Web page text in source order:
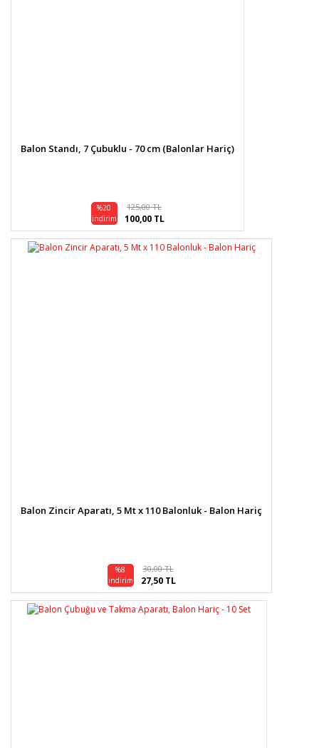
Balon Standı, 7 Çubuklu - 70 cm (Balonlar Hariç)
%20
indirim
125,00 TL
100,00 TL
Balon Zincir Aparatı, 5 Mt x 110 Balonluk - Balon Hariç
%8
indirim
30,00 TL
27,50 TL